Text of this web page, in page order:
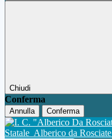
Chiudi
Conferma
Annulla Conferma
Statale Alberico da Rosciate